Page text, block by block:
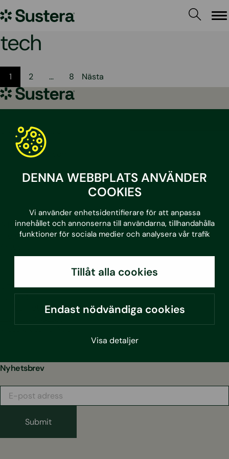
DENNA WEBBPLATS ANVÄNDER
COOKIES
Vi använder enhetsidentifierare för att anpassa
innehållet och annonserna till användarna, tillhandahålla
funktioner för sociala medier och analysera vår trafik
Tillåt alla cookies
Endast nödvändiga cookies
Visa detaljer
till
Sustera
Sweden
tech
Sidnumrering
för
inlägg
1 2 … 8
Nästa
Sustera
Sweden
010 – 204 19 00
info@sustera.com
LinkedIn
Facebook
Instagram
Youtube
Alla tjänster
Projekt
Om oss
Kontakt
Nyhetsbrev
post